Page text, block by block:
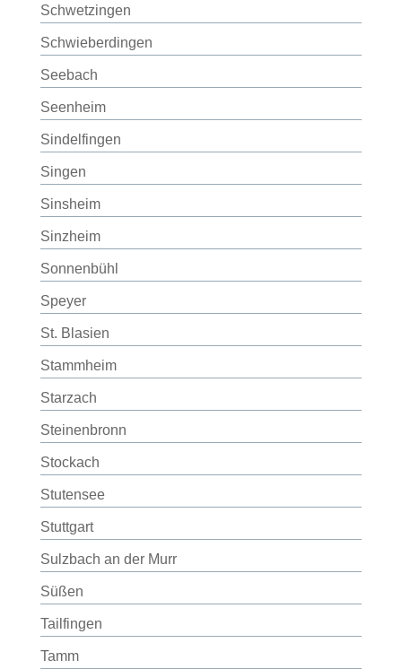
Schwetzingen
Schwieberdingen
Seebach
Seenheim
Sindelfingen
Singen
Sinsheim
Sinzheim
Sonnenbühl
Speyer
St. Blasien
Stammheim
Starzach
Steinenbronn
Stockach
Stutensee
Stuttgart
Sulzbach an der Murr
Süßen
Tailfingen
Tamm